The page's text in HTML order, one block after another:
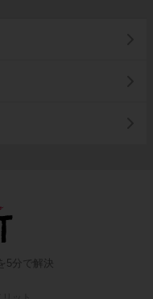
5分で解決